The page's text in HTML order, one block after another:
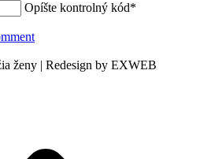
Opíšte kontrolný kód*
ženy | Redesign by EXWEB